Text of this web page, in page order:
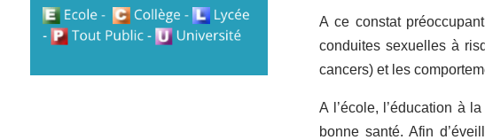
A ce constat
conduites sexuelles à
cancers) et les
A l’école, l’éducation à
bonne santé. Afin